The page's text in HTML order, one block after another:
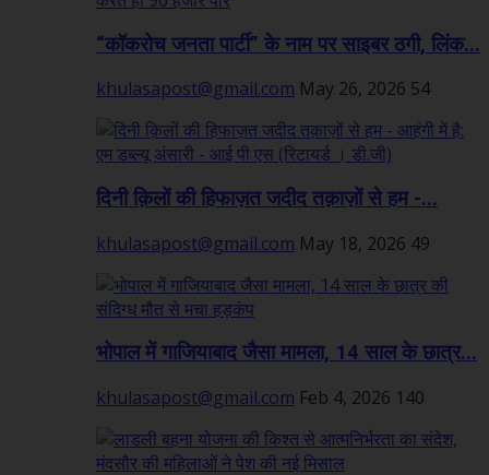
“कॉकरोच जनता पार्टी” के नाम पर साइबर ठगी, लिंक...
khulasapost@gmail.com May 26, 2026 54
दिनी क़िलों की हिफाज़त जदीद तक़ाज़ों से हम -...
khulasapost@gmail.com May 18, 2026 49
भोपाल में गाजियाबाद जैसा मामला, 14 साल के छात्र...
khulasapost@gmail.com Feb 4, 2026 140